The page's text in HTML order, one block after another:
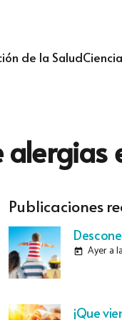
de la SaludCiencia
Publicaciones
today Ayer a
¡Que